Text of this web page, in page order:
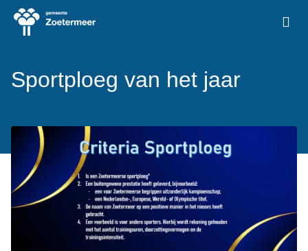
Ga naar de homepage van Vrije Tijd Zoetermeer
Sportploeg van het jaar